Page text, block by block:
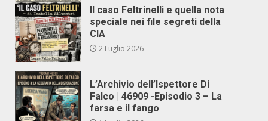
Il caso Feltrinelli e quella nota
speciale nei file segreti della
CIA
2 Luglio 2026
L’Archivio dell’Ispettore Di
Falco | 46909 -Episodio 3 – La
farsa e il fango